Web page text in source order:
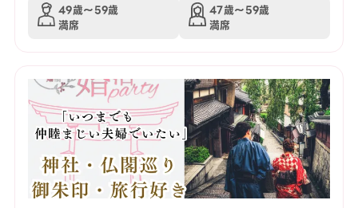
49歳〜59歳
満席
47歳〜59歳
満席